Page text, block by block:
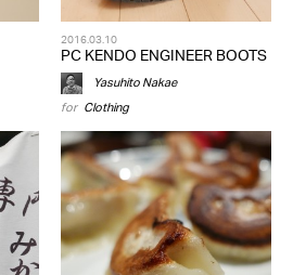
2016.03.10
PC KENDO ENGINEER BOOTS
Yasuhito Nakae
for Clothing